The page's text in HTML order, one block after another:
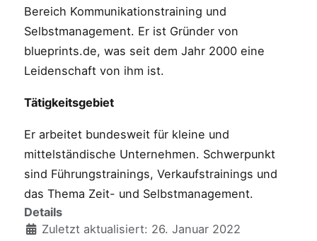
Bereich Kommunikationstraining und
Selbstmanagement. Er ist Gründer von
blueprints.de, was seit dem Jahr 2000 eine
Leidenschaft von ihm ist.
Tätigkeitsgebiet
Er arbeitet bundesweit für kleine und
mittelständische Unternehmen. Schwerpunkt
sind Führungstrainings, Verkaufstrainings und
das Thema Zeit- und Selbstmanagement.
Details
Zuletzt aktualisiert: 26. Januar 2022